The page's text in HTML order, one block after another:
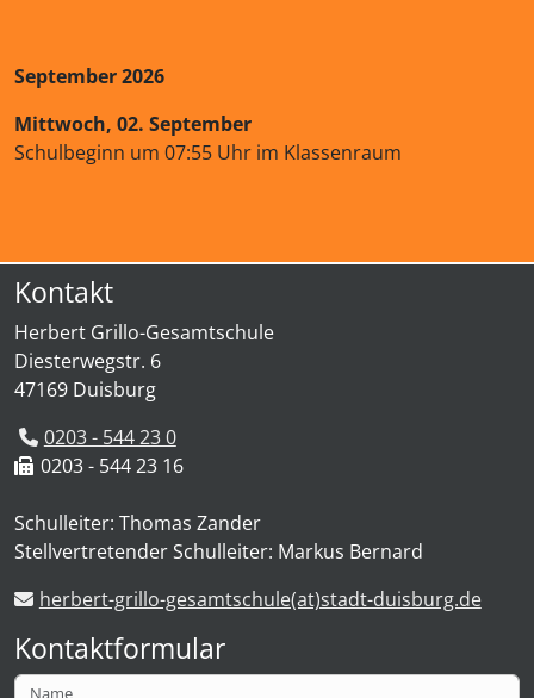
September 2026
Mittwoch, 02. September
Schulbeginn um 07:55 Uhr im Klassenraum
Kontakt
Herbert Grillo-Gesamtschule
Diesterwegstr. 6
47169 Duisburg
0203 - 544 23 0
0203 - 544 23 16
Schulleiter: Thomas Zander
Stellvertretender Schulleiter: Markus Bernard
herbert-grillo-gesamtschule(at)stadt-duisburg.de
Kontaktformular